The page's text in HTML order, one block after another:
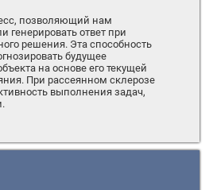
позволяющий нам
генерировать ответ при
решения. Эта способность
будущее
на основе его текущей
При рассеянном склерозе
выполнения задач,